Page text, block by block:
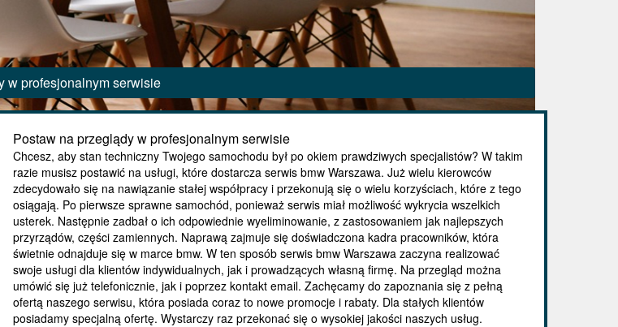
w profesjonalnym serwisie
Postaw na przeglądy w profesjonalnym serwisie
Chcesz, aby stan techniczny Twojego samochodu był po okiem prawdziwych specjalistów? W takim
razie musisz postawić na usługi, które dostarcza serwis bmw Warszawa. Już wielu kierowców
zdecydowało się na nawiązanie stałej współpracy i przekonują się o wielu korzyściach, które z tego
osiągają. Po pierwsze sprawne samochód, ponieważ serwis miał możliwość wykrycia wszelkich
usterek. Następnie zadbał o ich odpowiednie wyeliminowanie, z zastosowaniem jak najlepszych
przyrządów, części zamiennych. Naprawą zajmuje się doświadczona kadra pracowników, która
świetnie odnajduje się w marce bmw. W ten sposób serwis bmw Warszawa zaczyna realizować
swoje usługi dla klientów indywidualnych, jak i prowadzących własną firmę. Na przegląd można
umówić się już telefonicznie, jak i poprzez kontakt email. Zachęcamy do zapoznania się z pełną
ofertą naszego serwisu, która posiada coraz to nowe promocje i rabaty. Dla stałych klientów
posiadamy specjalną ofertę. Wystarczy raz przekonać się o wysokiej jakości naszych usług.